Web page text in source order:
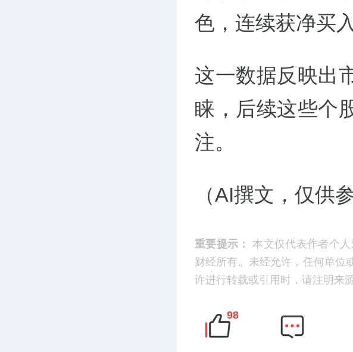
色，连续获净买
这一数据反映出
睐，后续这些个
注。
（AI撰文，仅供
重要提示：
本文仅代表作者个
财经所有。未经允许，任何单位
许进行转载或引用时，请注明来
98